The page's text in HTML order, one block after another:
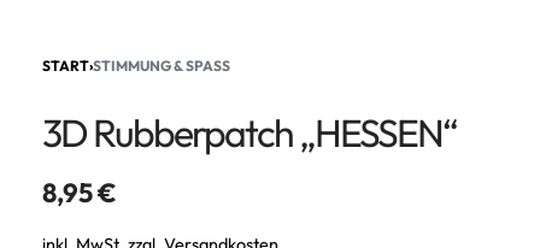
START›STIMMUNG & SPASS
3D Rubberpatch „HESSEN“
8,95€